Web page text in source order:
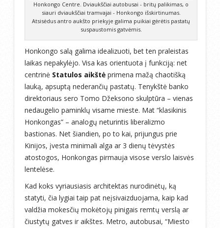
Honkongo Centre. Dviaukščiai autobusai - britų palikimas, o
siauri dviaukščiai tramvajai - Honkongo išskirtinumas.
Atsisėdus antro aukšto priekyje galima puikiai gėrėtis pastatų
suspaustomis gatvėmis.
Honkongo salą galima idealizuoti, bet ten praleistas
laikas nepakylėjo. Visa kas orientuota į funkciją: net
centrinė Statulos aikštė primena mažą chaotišką
lauką, apsuptą nederančių pastatų. Tenykštė banko
direktoriaus sero Tomo Džeksono skulptūra – vienas
nedaugelio paminklų visame mieste. Mat “klasikinis
Honkongas” – analogų neturintis liberalizmo
bastionas. Net šiandien, po to kai, prijungus prie
Kinijos, įvesta minimali alga ar 3 dienų tėvystės
atostogos, Honkongas pirmauja visose verslo laisvės
lentelėse.
Kad koks vyriausiasis architektas nurodinėtų, ką
statyti, čia lygiai taip pat neįsivaizduojama, kaip kad
valdžia mokesčių mokėtojų pinigais remtų verslą ar
čiustytų gatves ir aikštes. Metro, autobusai, “Miesto